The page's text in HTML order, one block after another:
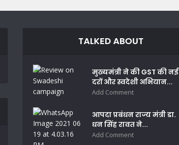
TALKED ABOUT
मुख्यमंत्री ने की GST की नई
दरों और स्वदेशी अभियान...
Add Comment
आपदा प्रबंधन राज्य मंत्री डा.
धन सिंह रावत ने...
Add Comment